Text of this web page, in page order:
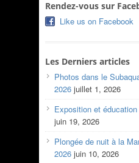
Rendez-vous sur
Like us on Facebook
Les Derniers articles
Photos dans le
2026 juillet 1, 2026
Exposition et
juin 19, 2026
Plongée de nuit à la
2026 juin 10, 2026